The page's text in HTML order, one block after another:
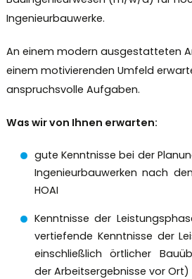
Ingenieurbauwerke.
An einem modern ausgestatteten
einem motivierenden Umfeld
anspruchsvolle Aufgaben.
Was wir von Ihnen erwarten:
gute Kenntnisse bei der
Ingenieurbauwerken nach
HOAI
Kenntnisse der
vertiefende Kenntnisse der
einschließlich örtlicher
der Arbeitsergebnisse vor Ort)